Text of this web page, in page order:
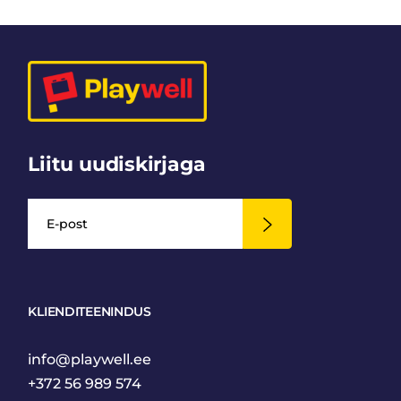
Liitu uudiskirjaga
KLIENDITEENINDUS
info@playwell.ee
+372 56 989 574